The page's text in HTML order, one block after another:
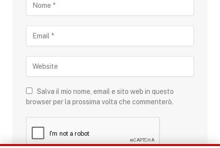
Salva il mio nome, email e sito web in questo
browser per la prossima volta che commenterò.